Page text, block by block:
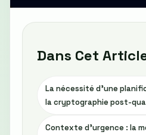
Dans Cet
La nécessité d’une
la cryptographie post-
Contexte d’urgence : la